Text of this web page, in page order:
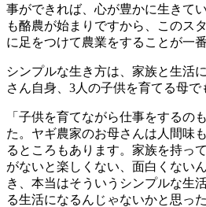
事ができれば、心が豊かに生きて
も酪農が始まりですから、このス
に足をつけて農業をすることが一
シンプルな生き方は、家族と生活
さん自身、3人の子供を育てる母で
「子供を育てながら仕事をするの
た。ヤギ農家のお母さんは人間味
るところもあります。家族を持っ
がないと楽しくない、面白くない
き、本当はそういうシンプルな生
る生活になるんじゃないかと思った